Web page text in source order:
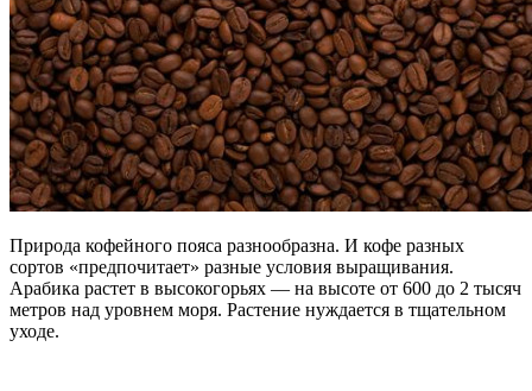
Природа кофейного пояса разнообразна. И кофе разных
сортов «предпочитает» разные условия выращивания.
Арабика растет в высокогорьях — на высоте от 600 до 2 тысяч
метров над уровнем моря. Растение нуждается в тщательном
уходе.